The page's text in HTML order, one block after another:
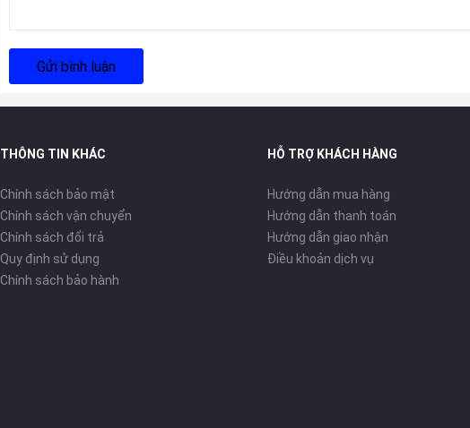
Gửi bình luận
THÔNG TIN KHÁC
Chính sách bảo mật
Chính sách vận chuyển
Chính sách đổi trả
Quy định sử dụng
Chính sách bảo hành
HỖ TRỢ KHÁCH HÀNG
Hướng dẫn mua hàng
Hướng dẫn thanh toán
Hướng dẫn giao nhận
Điều khoản dịch vụ